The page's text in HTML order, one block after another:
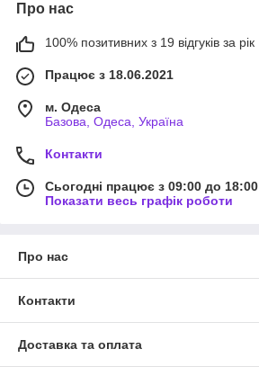
Про нас
100% позитивних з 19 відгуків за рік
Працює з 18.06.2021
м. Одеса
Базова, Одеса, Україна
Контакти
Сьогодні працює з 09:00 до 18:00
Показати весь графік роботи
Про нас
Контакти
Доставка та оплата